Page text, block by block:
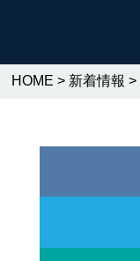
HOME > 新着情報 >